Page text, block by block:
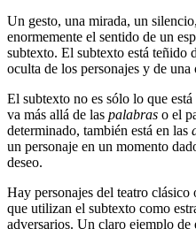
Un gesto, una mirada, un
enormemente el sentido de un
subtexto. El subtexto está teñido
oculta de los personajes y de una
El subtexto no es sólo lo que
va más allá de las palabras o el
determinado, también está en las
un personaje en un momento
deseo.
Hay personajes del teatro
que utilizan el subtexto como
adversarios. Un claro ejemplo